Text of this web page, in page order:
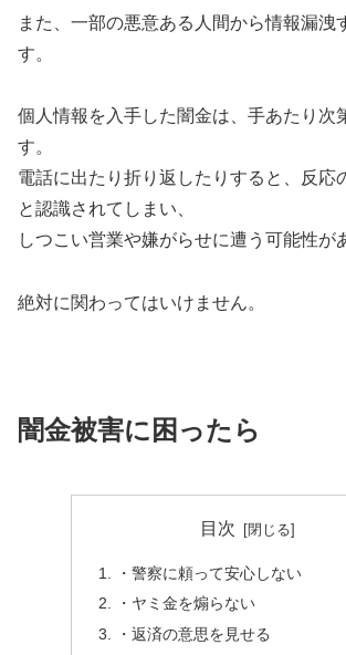
また、一部の悪意ある人間から情報漏洩
す。
個人情報を入手した闇金は、手あたり次
す。
電話に出たり折り返したりすると、反応
と認識されてしまい、
しつこい営業や嫌がらせに遭う可能性が
絶対に関わってはいけません。
闇金被害に困ったら
目次
・警察に頼って安心しない
・ヤミ金を煽らない
・返済の意思を見せる